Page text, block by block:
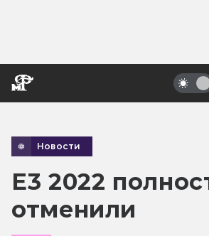
Новости
E3 2022
отменили